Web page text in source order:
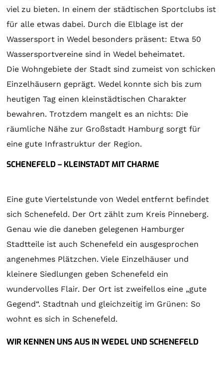
viel zu bieten. In einem der städtischen Sportclubs ist
für alle etwas dabei. Durch die Elblage ist der
Wassersport in Wedel besonders präsent: Etwa 50
Wassersportvereine sind in Wedel beheimatet.
Die Wohngebiete der Stadt sind zumeist von schicken
Einzelhäusern geprägt. Wedel konnte sich bis zum
heutigen Tag einen kleinstädtischen Charakter
bewahren. Trotzdem mangelt es an nichts: Die
räumliche Nähe zur Großstadt Hamburg sorgt für
eine gute Infrastruktur der Region.
SCHENEFELD – KLEINSTADT MIT CHARME
Eine gute Viertelstunde von Wedel entfernt befindet
sich Schenefeld. Der Ort zählt zum Kreis Pinneberg.
Genau wie die daneben gelegenen Hamburger
Stadtteile ist auch Schenefeld ein ausgesprochen
angenehmes Plätzchen. Viele Einzelhäuser und
kleinere Siedlungen geben Schenefeld ein
wundervolles Flair. Der Ort ist zweifellos eine „gute
Gegend“. Stadtnah und gleichzeitig im Grünen: So
wohnt es sich in Schenefeld.
WIR KENNEN UNS AUS IN WEDEL UND SCHENEFELD